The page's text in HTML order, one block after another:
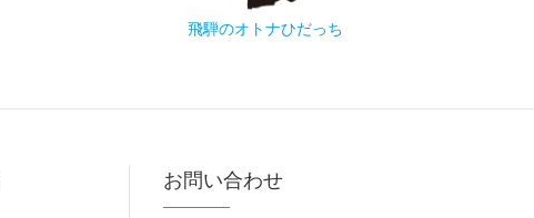
飛騨のオトナひだっち
お問い合わせ